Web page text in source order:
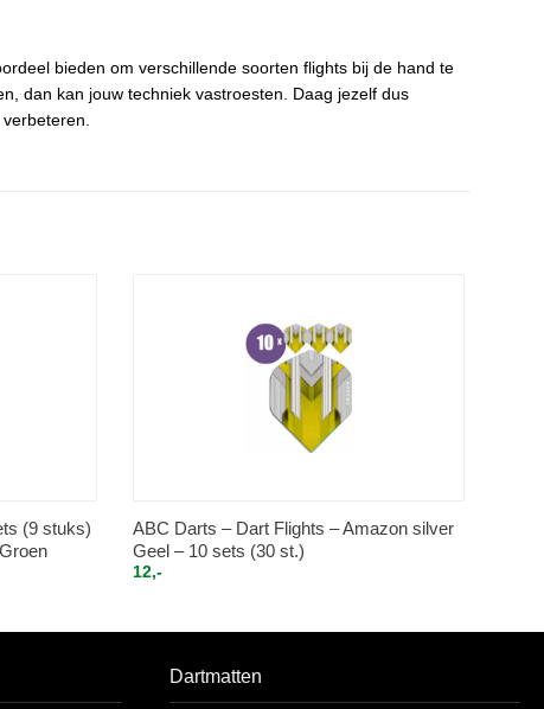
bieden om verschillende soorten flights bij de hand te
dan kan jouw techniek vastroesten. Daag jezelf dus
(9 stuks)
ABC Darts – Dart Flights – Amazon silver
Geel – 10 sets (30 st.)
12,-
Dartmatten